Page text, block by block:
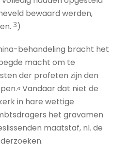
bewaard werden,
3)
behandeling bracht het
macht om te
der profeten zijn den
Vandaar dat niet de
in hare wettige
het gravamen
maatstaf, nl. de